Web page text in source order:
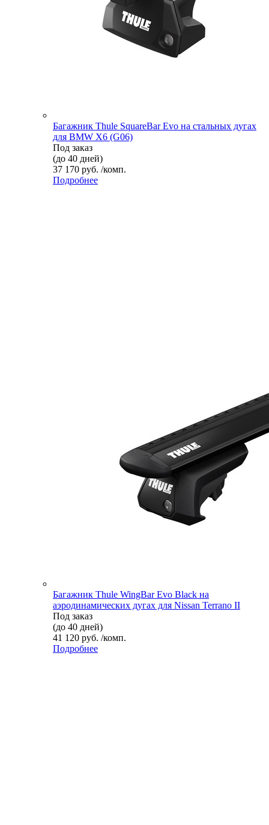
Багажник Thule SquareBar Evo на стальных дугах
для BMW X6 (G06)
Под заказ
(до 40 дней)
37 170 руб. /комп.
Подробнее
Багажник Thule WingBar Evo Black на
аэродинамических дугах для Nissan Terrano II
Под заказ
(до 40 дней)
41 120 руб. /комп.
Подробнее